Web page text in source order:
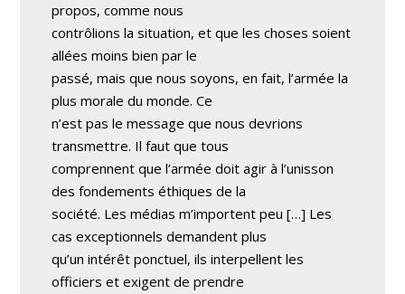
propos, comme nous
contrôlions la situation, et que les choses soient
allées moins bien par le
passé, mais que nous soyons, en fait, l’armée la
plus morale du monde. Ce
n’est pas le message que nous devrions
transmettre. Il faut que tous
comprennent que l’armée doit agir à l’unisson
des fondements éthiques de la
société. Les médias m’importent peu […] Les
cas exceptionnels demandent plus
qu’un intérêt ponctuel, ils interpellent les
officiers et exigent de prendre